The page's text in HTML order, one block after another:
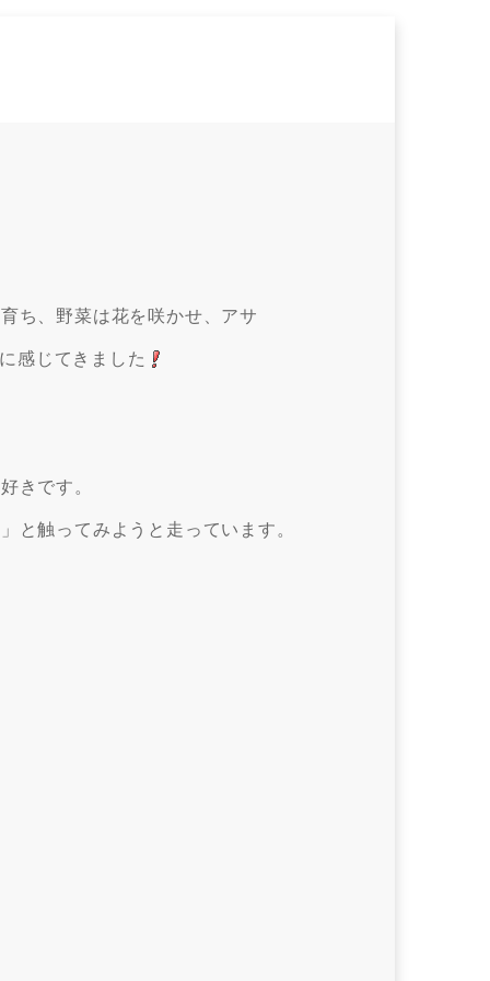
ち、野菜は花を咲かせ、アサ
感じてきました
きです。
と触ってみようと走っています。